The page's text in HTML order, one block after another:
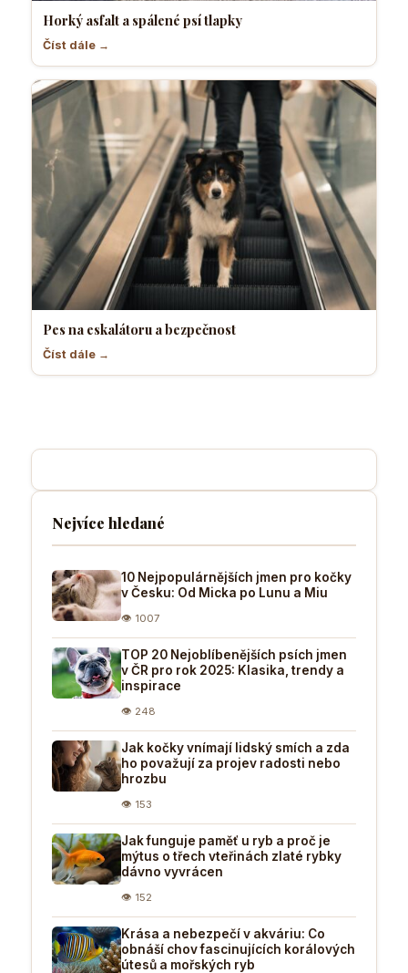
Horký asfalt a spálené psí tlapky
Číst dále →
Pes na eskalátoru a bezpečnost
Číst dále →
Nejvíce hledané
10 Nejpopulárnějších jmen pro kočky
v Česku: Od Micka po Lunu a Miu
👁 1007
TOP 20 Nejoblíbenějších psích jmen
v ČR pro rok 2025: Klasika, trendy a
inspirace
👁 248
Jak kočky vnímají lidský smích a zda
ho považují za projev radosti nebo
hrozbu
👁 153
Jak funguje paměť u ryb a proč je
mýtus o třech vteřinách zlaté rybky
dávno vyvrácen
👁 152
Krása a nebezpečí v akváriu: Co
obnáší chov fascinujících korálových
útesů a mořských ryb